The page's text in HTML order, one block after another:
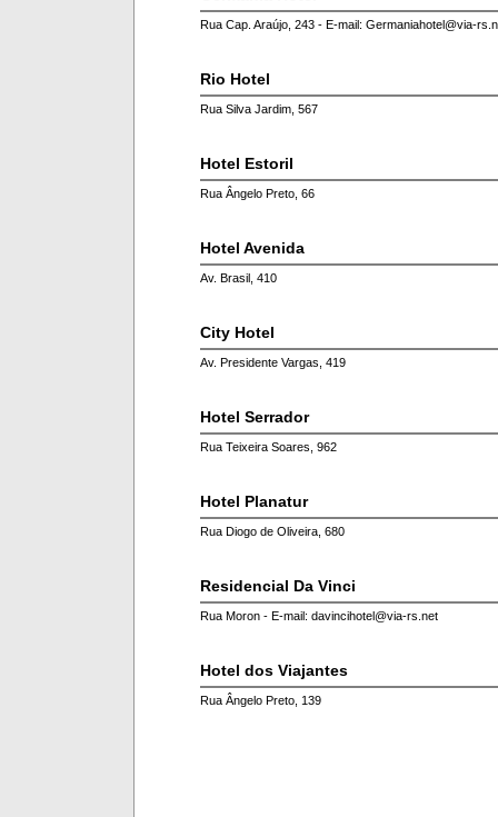
Rua Cap. Araújo, 243 - E-mail: Germaniahotel@via-
Rio Hotel
Rua Silva Jardim, 567
Hotel Estoril
Rua Ângelo Preto, 66
Hotel Avenida
Av. Brasil, 410
City Hotel
Av. Presidente Vargas, 419
Hotel Serrador
Rua Teixeira Soares, 962
Hotel Planatur
Rua Diogo de Oliveira, 680
Residencial Da Vinci
Rua Moron - E-mail: davincihotel@via-rs.net
Hotel dos Viajantes
Rua Ângelo Preto, 139